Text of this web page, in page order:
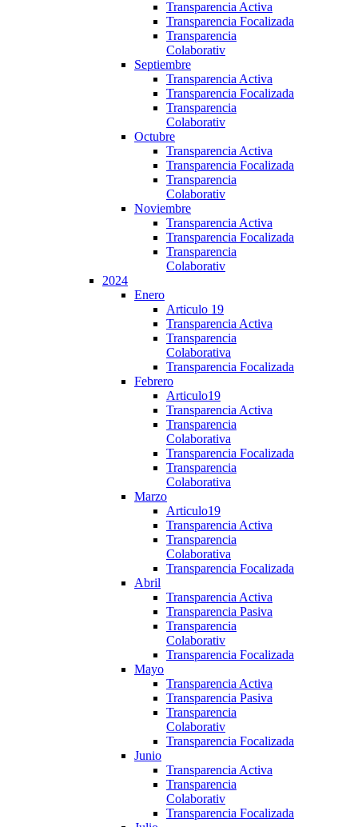
Transparencia Activa
Transparencia Focalizada
Transparencia
Colaborativ
Septiembre
Transparencia Activa
Transparencia Focalizada
Transparencia
Colaborativ
Octubre
Transparencia Activa
Transparencia Focalizada
Transparencia
Colaborativ
Noviembre
Transparencia Activa
Transparencia Focalizada
Transparencia
Colaborativ
2024
Enero
Articulo 19
Transparencia Activa
Transparencia
Colaborativa
Transparencia Focalizada
Febrero
Articulo19
Transparencia Activa
Transparencia
Colaborativa
Transparencia Focalizada
Transparencia
Colaborativa
Marzo
Articulo19
Transparencia Activa
Transparencia
Colaborativa
Transparencia Focalizada
Abril
Transparencia Activa
Transparencia Pasiva
Transparencia
Colaborativ
Transparencia Focalizada
Mayo
Transparencia Activa
Transparencia Pasiva
Transparencia
Colaborativ
Transparencia Focalizada
Junio
Transparencia Activa
Transparencia
Colaborativ
Transparencia Focalizada